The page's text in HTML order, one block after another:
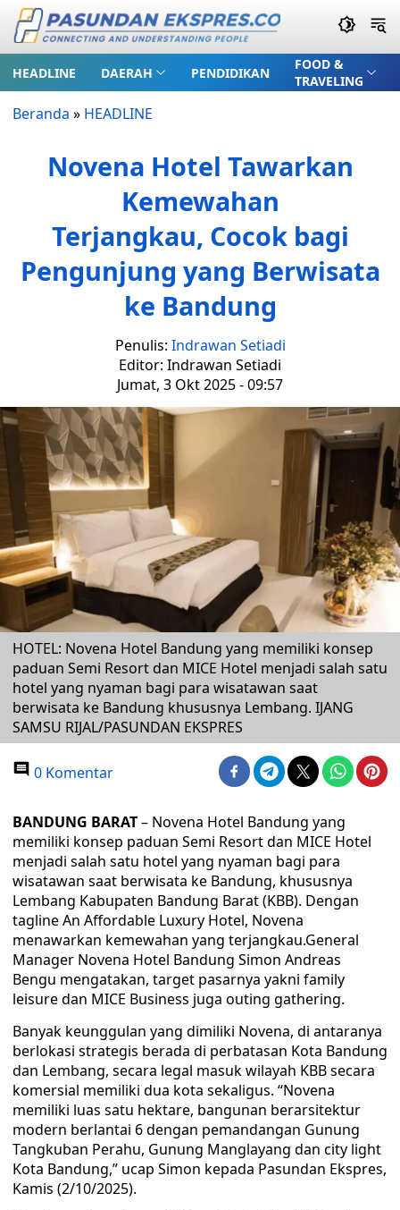
HEADLINE DAERAH PENDIDIKAN
FOOD &
TRAVELING
Beranda » HEADLINE
Novena Hotel Tawarkan
Kemewahan
Terjangkau, Cocok bagi
Pengunjung yang Berwisata
ke Bandung
Penulis: Indrawan Setiadi
Editor: Indrawan Setiadi
Jumat, 3 Okt 2025 - 09:57
HOTEL: Novena Hotel Bandung yang memiliki konsep
paduan Semi Resort dan MICE Hotel menjadi salah satu
hotel yang nyaman bagi para wisatawan saat
berwisata ke Bandung khususnya Lembang. IJANG
SAMSU RIJAL/PASUNDAN EKSPRES
0 Komentar
BANDUNG BARAT– Novena Hotel Bandung yang
memiliki konsep paduan Semi Resort dan MICE Hotel
menjadi salah satu hotel yang nyaman bagi para
wisatawan saat berwisata ke Bandung, khususnya
Lembang Kabupaten Bandung Barat (KBB). Dengan
tagline An Affordable Luxury Hotel, Novena
menawarkan kemewahan yang terjangkau.General
Manager Novena Hotel Bandung Simon Andreas
Bengu mengatakan, target pasarnya yakni family
leisure dan MICE Business juga outing gathering.
Banyak keunggulan yang dimiliki Novena, di antaranya
berlokasi strategis berada di perbatasan Kota Bandung
dan Lembang, secara legal masuk wilayah KBB secara
komersial memiliki dua kota sekaligus. “Novena
memiliki luas satu hektare, bangunan berarsitektur
modern berlantai 6 dengan pemandangan Gunung
Tangkuban Perahu, Gunung Manglayang dan city light
Kota Bandung,” ucap Simon kepada Pasundan Ekspres,
Kamis (2/10/2025).